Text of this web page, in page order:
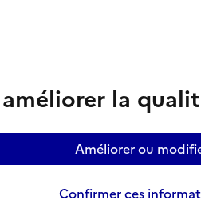
la
Améliorer ou
Confirmer ces